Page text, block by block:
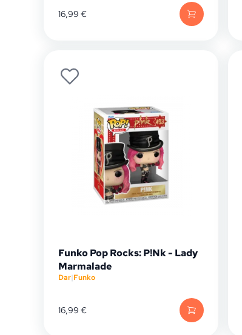
16,99 €
Funko Pop Rocks: P!Nk - Lady
Marmalade
Dar|Funko
16,99 €